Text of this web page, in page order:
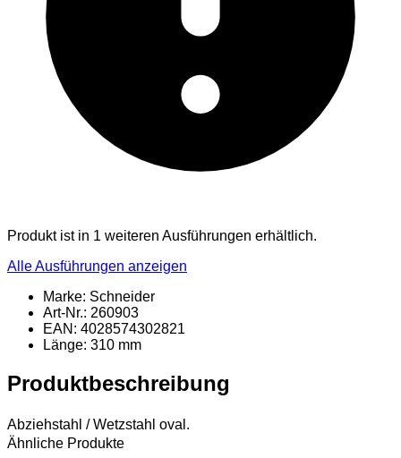
Produkt ist in 1 weiteren Ausführungen erhältlich.
Alle Ausführungen anzeigen
Marke: Schneider
Art-Nr.: 260903
EAN: 4028574302821
Länge: 310 mm
Produktbeschreibung
Abziehstahl / Wetzstahl oval.
Ähnliche Produkte